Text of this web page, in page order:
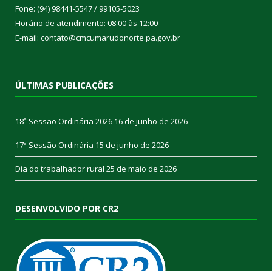
Fone: (94) 98441-5547 / 99105-5023
Horário de atendimento: 08:00 às 12:00
E-mail: contato@cmcumarudonorte.pa.gov.br
ÚLTIMAS PUBLICAÇÕES
18ª Sessão Ordinária 2026 16 de junho de 2026
17ª Sessão Ordinária 15 de junho de 2026
Dia do trabalhador rural 25 de maio de 2026
DESENVOLVIDO POR CR2